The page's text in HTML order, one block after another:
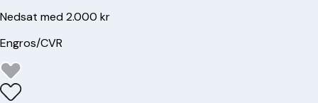
Nedsat med 2.000 kr
Engros/CVR